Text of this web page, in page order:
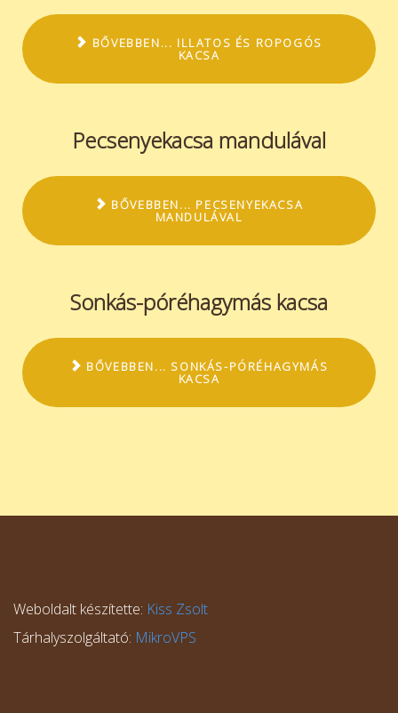
BŐVEBBEN... ILLATOS ÉS ROPOGÓS
KACSA
Pecsenyekacsa mandulával
BŐVEBBEN... PECSENYEKACSA
MANDULÁVAL
Sonkás-póréhagymás kacsa
BŐVEBBEN... SONKÁS-PÓRÉHAGYMÁS
KACSA
Weboldalt készítette: Kiss Zsolt
Tárhalyszolgáltató: MikroVPS